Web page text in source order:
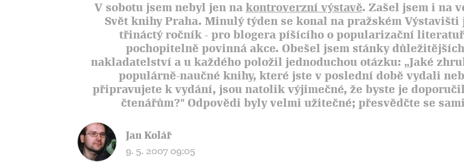
V sobotu jsem nebyl jen na kontroverzní výstavě. Zašel jsem i na
Svět knihy Praha. Minulý týden se konal na pražském Výstavišti
třináctý ročník - pro blogera píšícího o popularizační
pochopitelně povinná akce. Obešel jsem stánky důležitějších
nakladatelství a u každého položil jednoduchou otázku: „Jaké
populárně-naučné knihy, které jste v poslední době vydali
připravujete k vydání, jsou natolik výjimečné, že byste je
čtenářům?" Odpovědi byly velmi užitečné; přesvědčte se
Jan Kolář
9. 5. 2007 09:05